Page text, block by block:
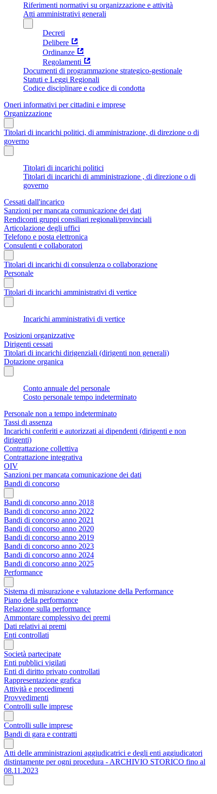
Riferimenti normativi su organizzazione e attività
Atti amministrativi generali
Decreti
Delibere
Ordinanze
Regolamenti
Documenti di programmazione strategico-gestionale
Statuti e Leggi Regionali
Codice disciplinare e codice di condotta
Oneri informativi per cittadini e imprese
Organizzazione
Titolari di incarichi politici, di amministrazione, di direzione o di
governo
Titolari di incarichi politici
Titolari di incarichi di amministrazione , di direzione o di
governo
Cessati dall'incarico
Sanzioni per mancata comunicazione dei dati
Rendiconti gruppi consiliari regionali/provinciali
Articolazione degli uffici
Telefono e posta elettronica
Consulenti e collaboratori
Titolari di incarichi di consulenza o collaborazione
Personale
Titolari di incarichi amministrativi di vertice
Incarichi amministrativi di vertice
Posizioni organizzative
Dirigenti cessati
Titolari di incarichi dirigenziali (dirigenti non generali)
Dotazione organica
Conto annuale del personale
Costo personale tempo indeterminato
Personale non a tempo indeterminato
Tassi di assenza
Incarichi conferiti e autorizzati ai dipendenti (dirigenti e non
dirigenti)
Contrattazione collettiva
Contrattazione integrativa
OIV
Sanzioni per mancata comunicazione dei dati
Bandi di concorso
Bandi di concorso anno 2018
Bandi di concorso anno 2022
Bandi di concorso anno 2021
Bandi di concorso anno 2020
Bandi di concorso anno 2019
Bandi di concorso anno 2023
Bandi di concorso anno 2024
Bandi di concorso anno 2025
Performance
Sistema di misurazione e valutazione della Performance
Piano della performance
Relazione sulla performance
Ammontare complessivo dei premi
Dati relativi ai premi
Enti controllati
Società partecipate
Enti pubblici vigilati
Enti di diritto privato controllati
Rappresentazione grafica
Attività e procedimenti
Provvedimenti
Controlli sulle imprese
Controlli sulle imprese
Bandi di gara e contratti
Atti delle amministrazioni aggiudicatrici e degli enti aggiudicatori
distintamente per ogni procedura - ARCHIVIO STORICO fino al
08.11.2023